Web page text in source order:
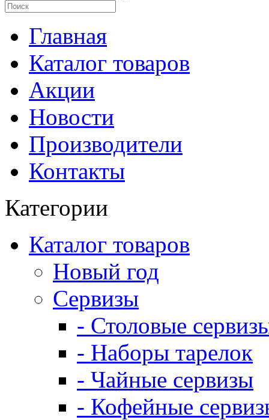
Главная
Каталог товаров
Акции
Новости
Производители
Контакты
Категории
Каталог товаров
Новый год
Сервизы
- Столовые
- Наборы тарелок
- Чайные сервизы
- Кофейные